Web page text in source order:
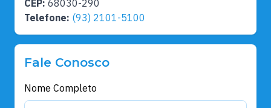
CEP: 68030-290
Telefone: (93) 2101-5100
Fale Conosco
Nome Completo